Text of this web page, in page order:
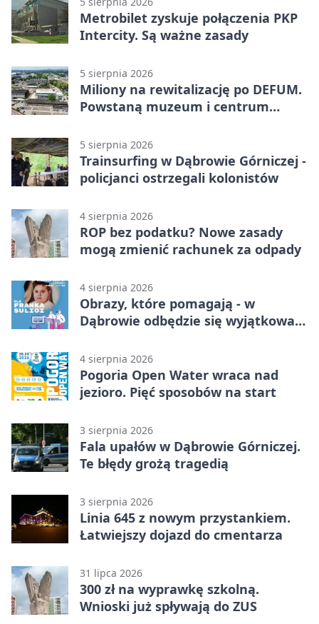
Metrobilet zyskuje połączenia PKP
Intercity. Są ważne zasady
5 sierpnia 2026
Miliony na rewitalizację po DEFUM.
Powstaną muzeum i centrum
5 sierpnia 2026
Trainsurfing w Dąbrowie Górniczej -
policjanci ostrzegali kolonistów
4 sierpnia 2026
ROP bez podatku? Nowe zasady
mogą zmienić rachunek za odpady
4 sierpnia 2026
Obrazy, które pomagają - w
Dąbrowie odbędzie się wyjątkowa
4 sierpnia 2026
Pogoria Open Water wraca nad
jezioro. Pięć sposobów na start
3 sierpnia 2026
Fala upałów w Dąbrowie Górniczej.
Te błędy grożą tragedią
3 sierpnia 2026
Linia 645 z nowym przystankiem.
Łatwiejszy dojazd do cmentarza
31 lipca 2026
300 zł na wyprawkę szkolną.
Wnioski już spływają do ZUS